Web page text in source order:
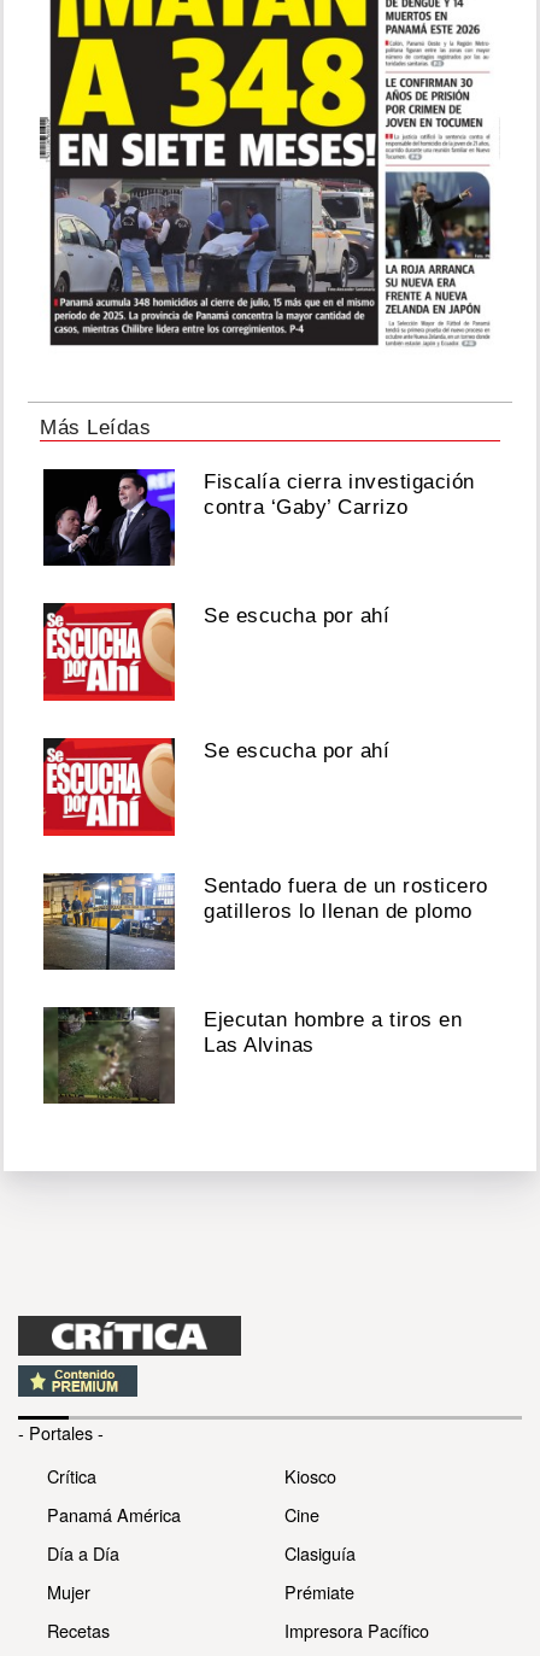
Más Leídas
Fiscalía cierra investigación
contra ‘Gaby’ Carrizo
Se escucha por ahí
Se escucha por ahí
Sentado fuera de un rosticero
gatilleros lo llenan de plomo
Ejecutan hombre a tiros en
Las Alvinas
- Portales -
Crítica
Panamá América
Día a Día
Mujer
Recetas
Kiosco
Cine
Clasiguía
Prémiate
Impresora Pacífico